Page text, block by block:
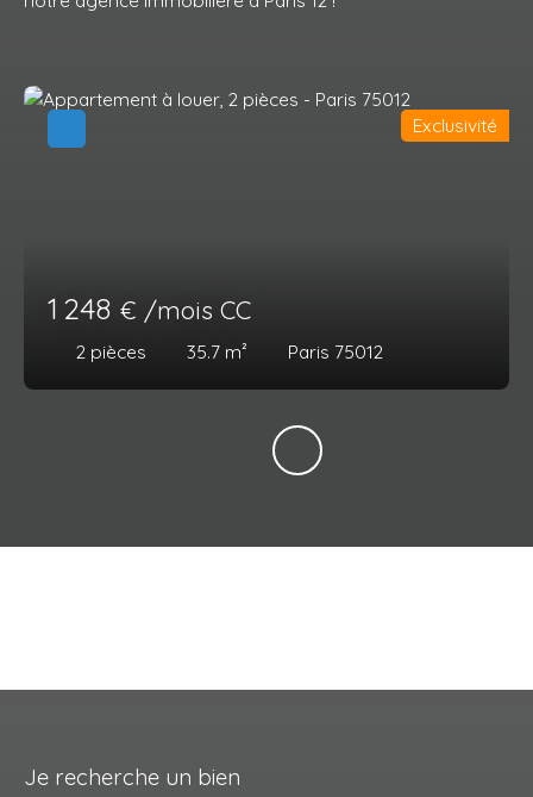
1 248 € /mois CC
2 pièces 35.7 m² Paris 75012
Exclusivité
Je recherche un bien